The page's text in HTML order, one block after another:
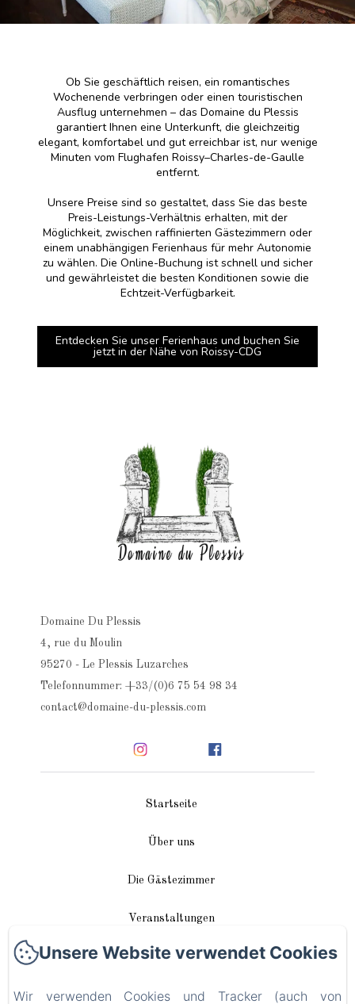
Ob Sie geschäftlich reisen, ein romantisches
Wochenende verbringen oder einen touristischen
Ausflug unternehmen – das Domaine du Plessis
garantiert Ihnen eine Unterkunft, die gleichzeitig
elegant, komfortabel und gut erreichbar ist, nur wenige
Minuten vom Flughafen Roissy–Charles-de-Gaulle
entfernt.
Unsere Preise sind so gestaltet, dass Sie das beste
Preis-Leistungs-Verhältnis erhalten, mit der
Möglichkeit, zwischen raffinierten Gästezimmern oder
einem unabhängigen Ferienhaus für mehr Autonomie
zu wählen. Die Online-Buchung ist schnell und sicher
und gewährleistet die besten Konditionen sowie die
Echtzeit-Verfügbarkeit.
Entdecken Sie unser Ferienhaus und buchen Sie
jetzt in der Nähe von Roissy-CDG
Domaine Du Plessis
4, rue du Moulin
95270 - Le Plessis Luzarches
Telefonnummer: +33/(0)6 75 54 98 34
contact@domaine-du-plessis.com
Startseite
Über uns
Die Gästezimmer
Veranstaltungen
In unserer Nähe
Anreise / Kontakt
Unsere Website verwendet Cookies
Wir verwenden Cookies und Tracker (auch von